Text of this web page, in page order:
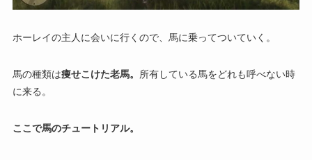
ホーレイの主人に会いに行くので、馬に乗ってついていく。
馬の種類は痩せこけた老馬。 所有している馬をどれも呼べない時
に来る。
ここで馬のチュートリアル。